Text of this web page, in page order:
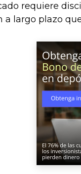
requiere
a largo plazo